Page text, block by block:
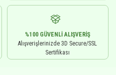
%100 GÜVENLI ALIŞVERIŞ
Alışverişlerinizde 3D Secure/SSL
Sertifikası